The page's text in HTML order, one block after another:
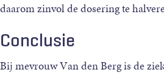
daarom zinvol de dosering te
Conclusie
Bij mevrouw Van den Berg is de